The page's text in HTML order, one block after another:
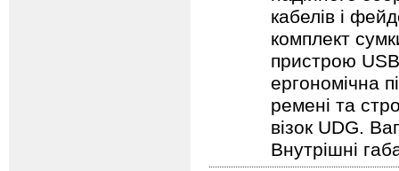
кабелів і
комплект
пристрою
ергономічна
ремені та
візок UDG.
Внутрішні